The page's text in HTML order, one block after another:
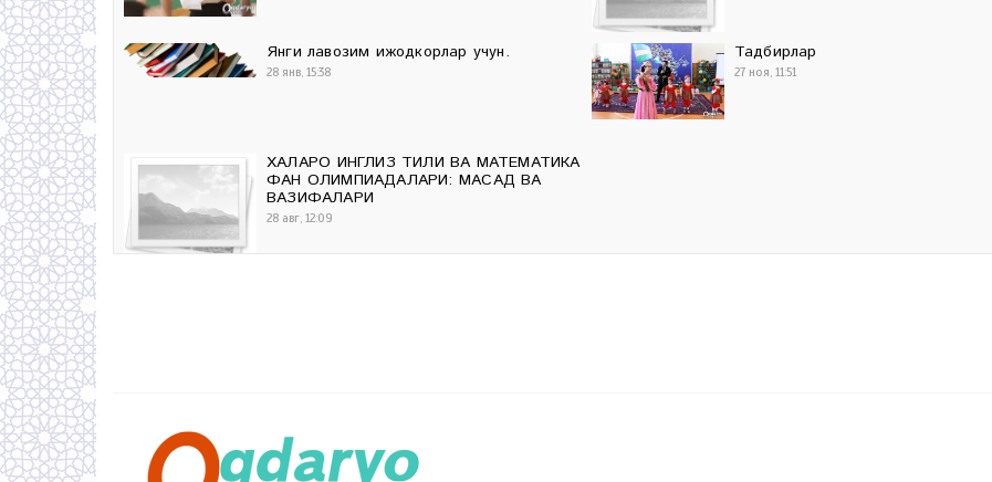
Янги лавозим ижодкорлар учун.
28 янв, 15:38
Тадбирлар
27 ноя, 11:51
ХАЛҚАРО ИНГЛИЗ ТИЛИ ВА МАТЕМАТИКА
ФАН ОЛИМПИАДАЛАРИ: МАҚСАД ВА
ВАЗИФАЛАРИ
28 авг, 12:09